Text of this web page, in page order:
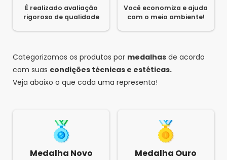
É realizado avaliação
rigoroso de qualidade
Você economiza e ajuda
com o meio ambiente!
Categorizamos os produtos por medalhas de acordo
com suas condições técnicas e estéticas.
Veja abaixo o que cada uma representa!
Medalha Novo Medalha Ouro